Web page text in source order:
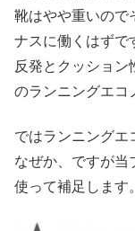
靴はやや重いので
ナスに働くはずで
反発とクッション
のランニングエコ
ではランニングエ
なぜか、ですが当
使って補足します。